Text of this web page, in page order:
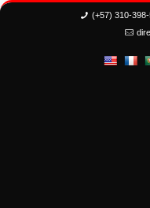
(+57) 310-